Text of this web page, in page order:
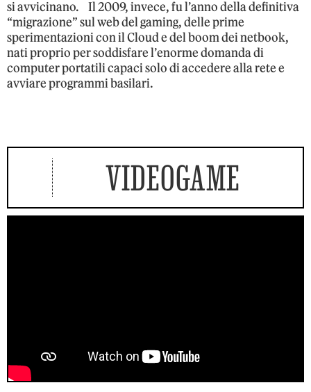
si avvicinano. Il 2009, invece, fu l’anno della definitiva
“migrazione” sul web del gaming, delle prime
sperimentazioni con il Cloud e del boom dei netbook,
nati proprio per soddisfare l’enorme domanda di
computer portatili capaci solo di accedere alla rete e
avviare programmi basilari.
VIDEOGAME